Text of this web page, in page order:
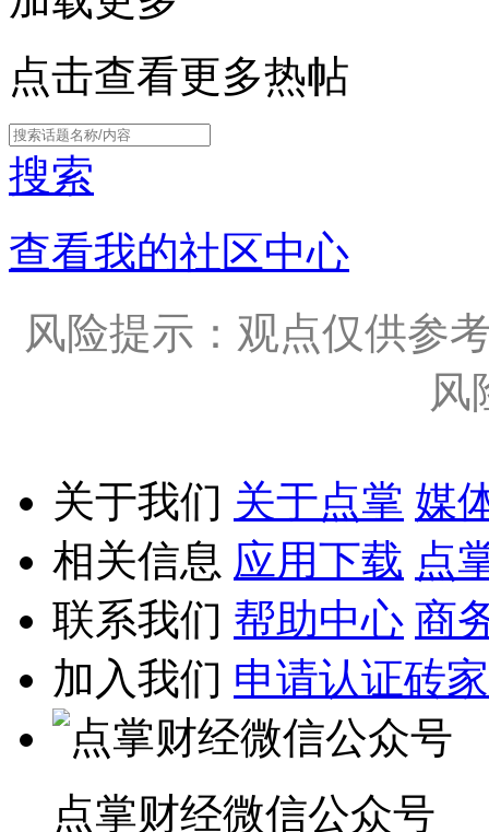
点击查看更多热帖
搜索
查看我的社区中心
风险提示：观点仅供参
风
关于我们 关于点掌 媒
相关信息 应用下载 点
联系我们 帮助中心 商
加入我们 申请认证砖家
点掌财经微信公众号